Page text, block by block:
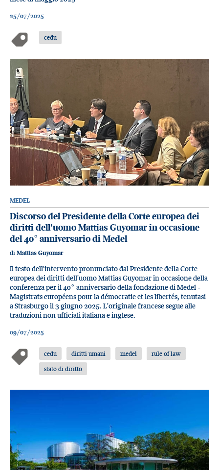
25/07/2025
cedu
MEDEL
Discorso del Presidente della Corte europea dei
diritti dell'uomo Mattias Guyomar in occasione
del 40° anniversario di Medel
di Mattias Guyomar
Il testo dell'intervento pronunciato dal Presidente della Corte
europea dei diritti dell'uomo Mattias Guyomar in occasione della
conferenza per il 40° anniversario della fondazione di Medel -
Magistrats européens pour la démocratie et les libertés, tenutasi
a Strasburgo il 3 giugno 2025. L'originale francese segue alle
traduzioni non ufficiali italiana e inglese.
09/07/2025
cedu diritti umani medel
rule of law
stato di diritto